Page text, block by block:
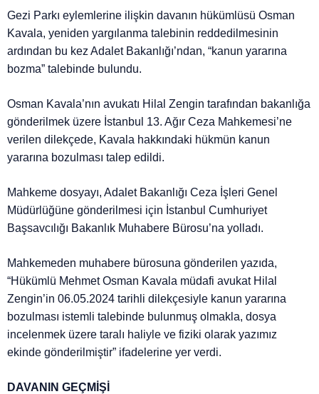
Gezi Parkı eylemlerine ilişkin davanın hükümlüsü Osman
Kavala, yeniden yargılanma talebinin reddedilmesinin
ardından bu kez Adalet Bakanlığı’ndan, “kanun yararına
bozma” talebinde bulundu.
Osman Kavala’nın avukatı Hilal Zengin tarafından bakanlığa
gönderilmek üzere İstanbul 13. Ağır Ceza Mahkemesi’ne
verilen dilekçede, Kavala hakkındaki hükmün kanun
yararına bozulması talep edildi.
Mahkeme dosyayı, Adalet Bakanlığı Ceza İşleri Genel
Müdürlüğüne gönderilmesi için İstanbul Cumhuriyet
Başsavcılığı Bakanlık Muhabere Bürosu’na yolladı.
Mahkemeden muhabere bürosuna gönderilen yazıda,
“Hükümlü Mehmet Osman Kavala müdafi avukat Hilal
Zengin’in 06.05.2024 tarihli dilekçesiyle kanun yararına
bozulması istemli talebinde bulunmuş olmakla, dosya
incelenmek üzere taralı haliyle ve fiziki olarak yazımız
ekinde gönderilmiştir” ifadelerine yer verdi.
DAVANIN GEÇMİŞİ